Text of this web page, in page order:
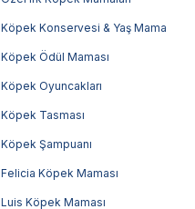
Köpek Konservesi & Yaş Mama
Köpek Ödül Maması
Köpek Oyuncakları
Köpek Tasması
Köpek Şampuanı
Felicia Köpek Maması
Luis Köpek Maması